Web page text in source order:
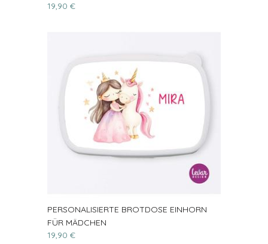
19,90 €
PERSONALISIERTE BROTDOSE EINHORN
FÜR MÄDCHEN
19,90 €